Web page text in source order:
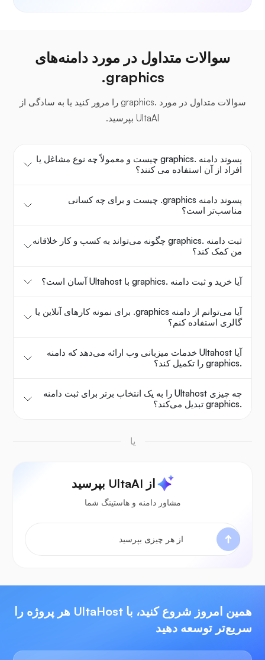
سوالات متداول در مورد دامنه‌های
‎.graphics
سوالات متداول در مورد .graphics را مرور کنید یا به سادگی از
UltaAI بپرسید.
پسوند دامنه .graphics چیست و معمولاً چه نوع مشاغل یا
افراد از آن استفاده می کنند؟
پسوند دامنه ‎.graphics چیست و برای چه کسانی
مناسب‌تر است؟
ثبت دامنه .graphics چگونه می‌تواند به کسب و کار خلاقانه
من کمک کند؟
آیا خرید و ثبت دامنه .graphics با Ultahost آسان است؟
آیا می‌توانم از دامنه ‎.graphics برای نمونه کارهای آنلاین یا
گالری استفاده کنم؟
آیا Ultahost خدمات میزبانی وب ارائه می‌دهد که دامنه
.graphics را تکمیل کند؟
چه چیزی Ultahost را به یک انتخاب برتر برای ثبت دامنه
.graphics تبدیل می‌کند؟
یا
از UltaAI بپرسید
مشاور دامنه و هاستینگ شما
همین امروز شروع کنید، با UltaHost هر پروژه را
سریع‌تر توسعه دهید